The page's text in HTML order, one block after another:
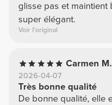
glisse pas et maintient
super élégant.
Voir l'original
Carmen M.
2026-04-07
Très bonne qualité
De bonne qualité, elle